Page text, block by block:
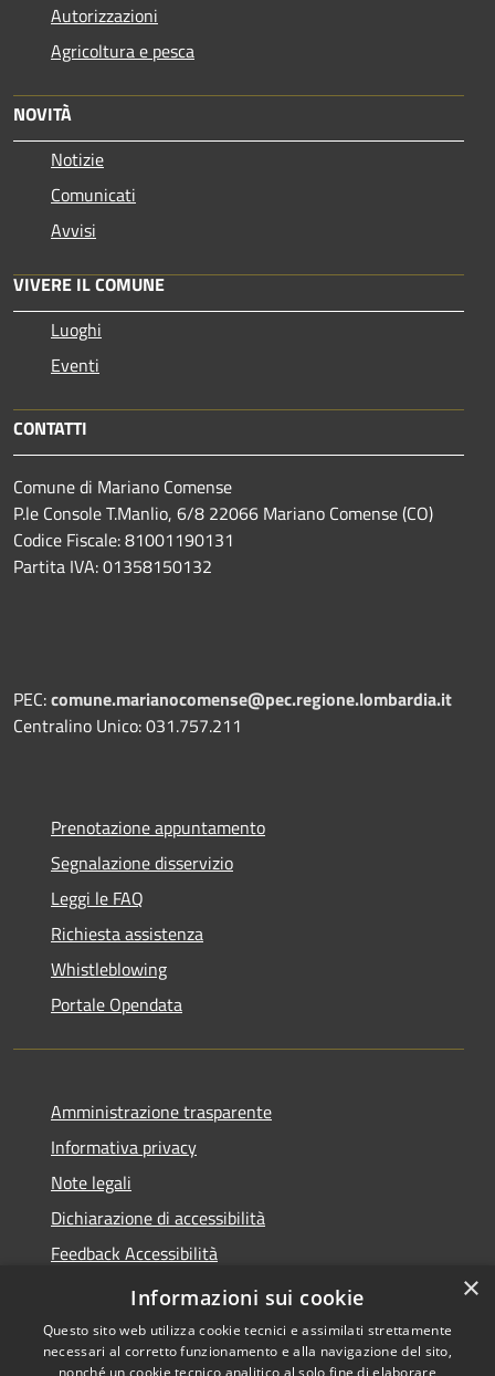
Autorizzazioni
Agricoltura e pesca
NOVITÀ
Notizie
Comunicati
Avvisi
VIVERE IL COMUNE
Luoghi
Eventi
CONTATTI
Comune di Mariano Comense
P.le Console T.Manlio, 6/8 22066 Mariano Comense (CO)
Codice Fiscale: 81001190131
Partita IVA: 01358150132
PEC:comune.marianocomense@pec.regione.lombardia.it
Centralino Unico: 031.757.211
Prenotazione appuntamento
Segnalazione disservizio
Leggi le FAQ
Richiesta assistenza
Whistleblowing
Portale Opendata
Amministrazione trasparente
Informativa privacy
Note legali
Dichiarazione di accessibilità
Feedback Accessibilità
Fatturare al comune
×
Informazioni sui cookie
Questo sito web utilizza cookie tecnici e assimilati strettamente
necessari al corretto funzionamento e alla navigazione del sito,
nonché un cookie tecnico analitico al solo fine di elaborare